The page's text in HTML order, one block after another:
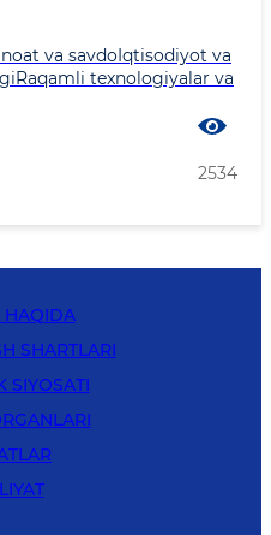
va savdoIqtisodiyot va
Raqamli texnologiyalar va
2534
HAQIDA
SHARTLARI
SIYOSATI